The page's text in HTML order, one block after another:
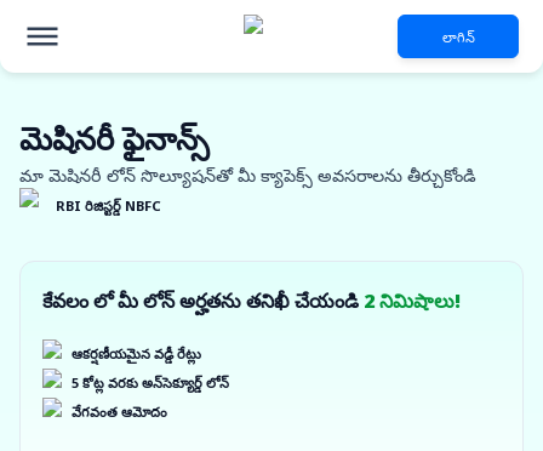
లాగిన్
మెషినరీ ఫైనాన్స్
మా మెషినరీ లోన్ సొల్యూషన్‌తో మీ క్యాపెక్స్ అవసరాలను తీర్చుకోండి
RBI రిజిస్టర్డ్ NBFC
కేవలం లో మీ లోన్ అర్హతను తనిఖీ చేయండి 2 నిమిషాలు!
ఆకర్షణీయమైన వడ్డీ రేట్లు
5 కోట్ల వరకు అన్‌సెక్యూర్డ్ లోన్
వేగవంత ఆమోదం